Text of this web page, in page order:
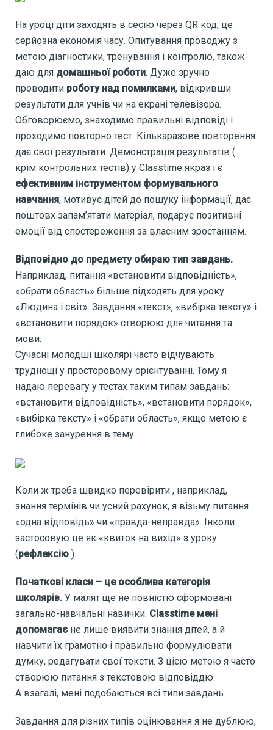
На уроці діти заходять в сесію через QR код, це
серйозна економія часу. Опитування проводжу з
метою діагностики, тренування і контролю, також
даю для домашньої роботи. Дуже зручно
проводити роботу над помилками, відкривши
результати для учнів чи на екрані телевізора.
Обговорюємо, знаходимо правильні відповіді і
проходимо повторно тест. Кількаразове повторення
дає свої результати. Демонстрація результатів (
крім контрольних тестів) у Classtime якраз і є
ефективним інструментом формувального
навчання, мотивує дітей до пошуку інформації, дає
поштовх запам’ятати матеріал, подарує позитивні
емоції від спостереження за власним зростанням.
Відповідно до предмету обираю тип завдань.
Наприклад, питання «встановити відповідність»,
«обрати область» більше підходять для уроку
«Людина і світ». Завдання «текст», «вибірка тексту» і
«встановити порядок» створюю для читання та
мови.
Сучасні молодші школярі часто відчувають
труднощі у просторовому орієнтуванні. Тому я
надаю перевагу у тестах таким типам завдань:
«встановити відповідність», «встановити порядок»,
«вибірка тексту» і «обрати область», якщо метою є
глибоке занурення в тему.
Коли ж треба швидко перевірити , наприклад,
знання термінів чи усний рахунок, я візьму питання
«одна відповідь» чи «правда-неправда». Інколи
застосовую це як «квиток на вихід» з уроку
(рефлексію ).
Початкові класи – це особлива категорія
школярів. У малят ще не повністю сформовані
загально-навчальні навички. Classtime мені
допомагає не лише виявити знання дітей, а й
навчити їх грамотно і правильно формулювати
думку, редагувати свої тексти. З цією метою я часто
створюю питання з текстовою відповіддю.
А взагалі, мені подобаються всі типи завдань .
Завдання для різних типів оцінювання я не дублюю,